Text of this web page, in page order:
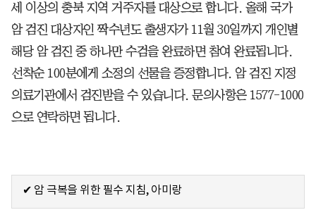
세 이상의 충북 지역 거주자를 대상으로 합니다. 올해 국가
암 검진 대상자인 짝수년도 출생자가 11월 30일까지 개인별
해당 암 검진 중 하나만 수검을 완료하면 참여 완료됩니다.
선착순 100분에게 소정의 선물을 증정합니다. 암 검진 지정
의료기관에서 검진받을 수 있습니다. 문의사항은 1577-1000
으로 연락하면 됩니다.
✔ 암 극복을 위한 필수 지침, 아미랑